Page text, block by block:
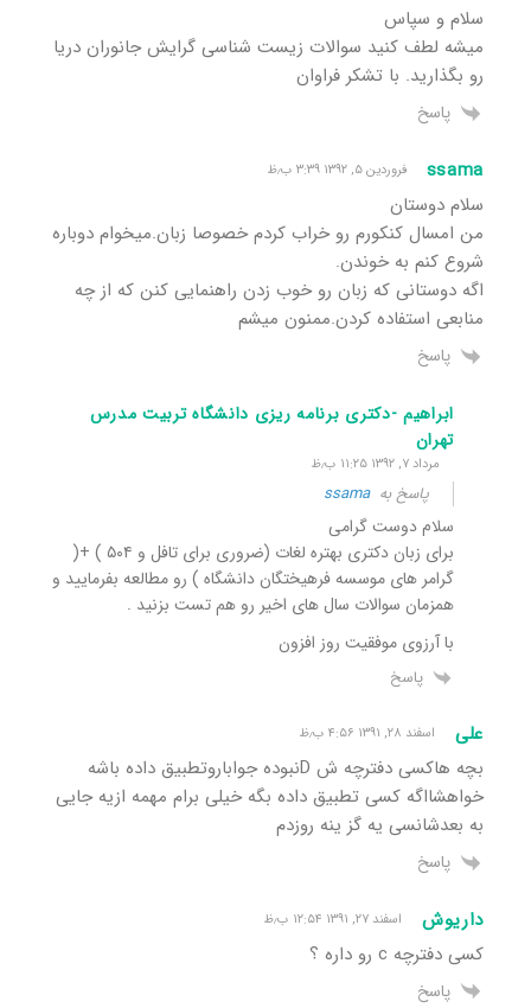
سلام و سپاس
میشه لطف کنید سوالات زیست شناسی گرایش جانوران دریا
رو بگذارید. با تشکر فراوان
پاسخ
ssama فروردین ۵, ۱۳۹۲ ۳:۳۹ ب٫ظ
سلام دوستان
من امسال کنکورم رو خراب کردم خصوصا زبان.میخوام دوباره
شروع کنم به خوندن.
اگه دوستانی که زبان رو خوب زدن راهنمایی کنن که از چه
منابعی استفاده کردن.ممنون میشم
پاسخ
ابراهیم -دکتری برنامه ریزی دانشگاه تربیت مدرس
تهران
مرداد ۷, ۱۳۹۲ ۱۱:۲۵ ب٫ظ
پاسخ بهssama
سلام دوست گرامی
برای زبان دکتری بهتره لغات (ضروری برای تافل و ۵۰۴ ) +(
گرامر های موسسه فرهیختگان دانشگاه ) رو مطالعه بفرمایید و
همزمان سوالات سال های اخیر رو هم تست بزنید .
با آرزوی موفقیت روز افزون
پاسخ
علی اسفند ۲۸, ۱۳۹۱ ۴:۵۶ ب٫ظ
بچه هاکسی دفترچه ش Dنبوده جواباروتطبیق داده باشه
خواهشااگه کسی تطبیق داده بگه خیلی برام مهمه ازیه جایی
به بعدشانسی یه گز ینه روزدم
پاسخ
داریوش اسفند ۲۷, ۱۳۹۱ ۱۲:۵۴ ب٫ظ
کسی دفترچه c رو داره ؟
پاسخ